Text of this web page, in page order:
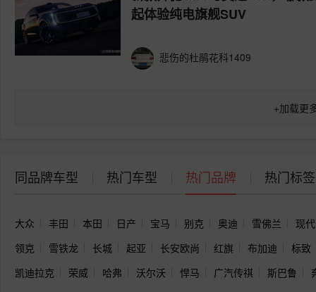
起体验纯电旗舰SUV
悲伤的杜鹃花科1409
+加载更
同品牌车型 热门车型 热门品牌 热门标签
大众 丰田 本田 日产 宝马 别克 奥迪 雪佛兰
现代
领克
雪铁龙 长城 起亚 长安欧尚 红旗 布加迪
标致
凯迪拉克
荣威 哈弗 沃尔沃 悍马 广汽传祺 斯巴鲁